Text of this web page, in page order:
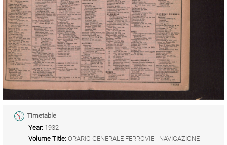
Timetable
Year: 1932
Volume Title: ORARIO GENERALE FERROVIE - NAVIGAZIONE